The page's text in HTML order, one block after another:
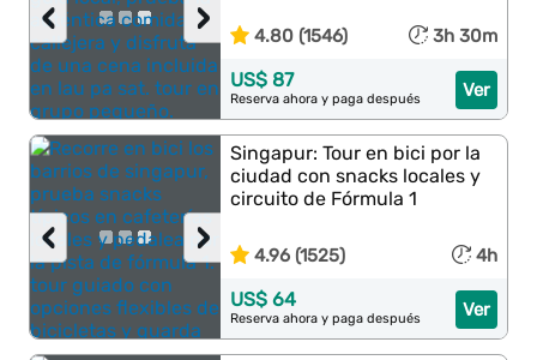
›
‹ 4.80 (1546) 3h 30m
Ver
US$ 87
Reserva ahora y paga después
›
‹
Singapur: Tour en bici por la
ciudad con snacks locales y
circuito de Fórmula 1
4.96 (1525) 4h
Ver
US$ 64
Reserva ahora y paga después